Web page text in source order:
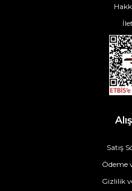
Satış
Ödeme
Gizlilik